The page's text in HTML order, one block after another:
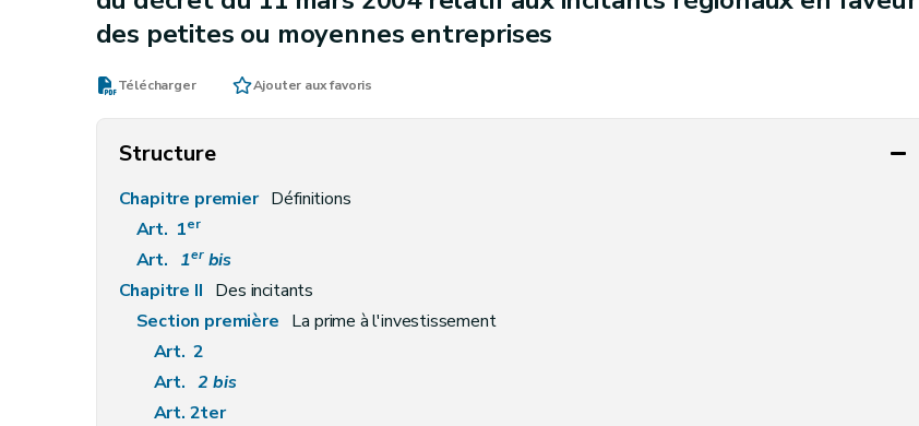
des petites ou moyennes entreprises
Télécharger Ajouter aux favoris
Structure
Chapitre premier Définitions
Art. 1er
Art. 1er bis
Chapitre II Des incitants
Section première La prime à l'investissement
Art. 2
Art. 2 bis
Art. 2ter